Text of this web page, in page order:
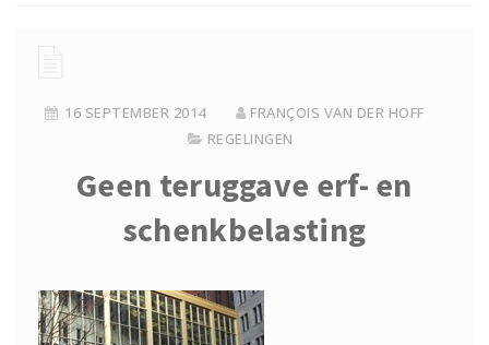
16 SEPTEMBER 2014
FRANÇOIS VAN DER HOFF
REGELINGEN
Geen teruggave erf- en
schenkbelasting